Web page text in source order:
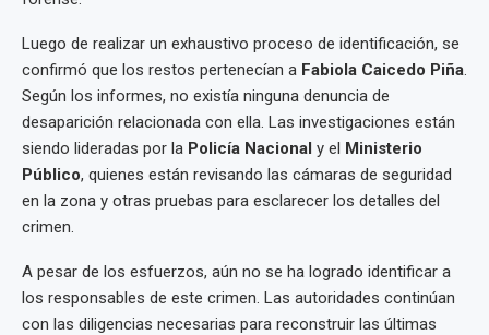
Luego de realizar un exhaustivo proceso de identificación, se
confirmó que los restos pertenecían a Fabiola Caicedo Piña.
Según los informes, no existía ninguna denuncia de
desaparición relacionada con ella. Las investigaciones están
siendo lideradas por la Policía Nacional y el Ministerio
Público, quienes están revisando las cámaras de seguridad
en la zona y otras pruebas para esclarecer los detalles del
crimen.
A pesar de los esfuerzos, aún no se ha logrado identificar a
los responsables de este crimen. Las autoridades continúan
con las diligencias necesarias para reconstruir las últimas